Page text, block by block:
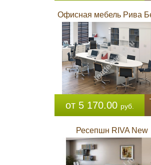
Офисная мебель Рива
от 5 170.00 руб.
Ресепшн RIVA New